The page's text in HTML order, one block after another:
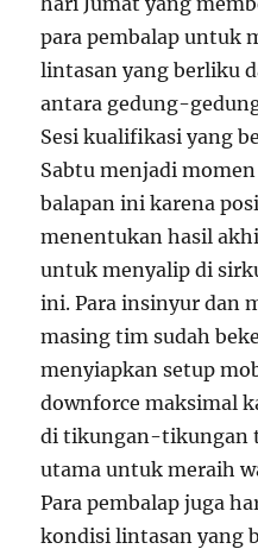
para pembalap untuk
lintasan yang berliku
antara gedung-
Sesi kualifikasi yang
Sabtu menjadi
balapan ini karena
menentukan hasil
untuk menyalip di
ini. Para insinyur dan
masing tim sudah
menyiapkan setup
downforce maksimal
di tikungan-tikungan
utama untuk meraih
Para pembalap juga
kondisi lintasan yang